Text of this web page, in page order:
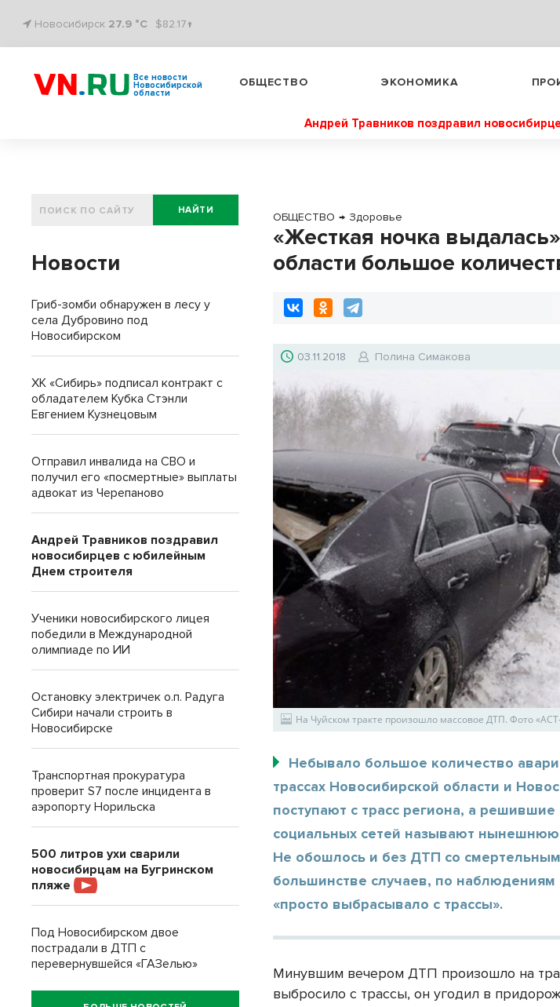
Новосибирск 27.9 °C $82.17↑
Все новости
Новосибирской
области
ОБЩЕСТВО ЭКОНОМИКА
Андрей Травников поздравил
ОБЩЕСТВО → Здоровье
«Жесткая ночка
области большое
03.11.2018 Полина Симакова
На Чуйском тракте произошло массовое ДТП. Фото
Небывало большое количество
трассах Новосибирской области и
поступают с трасс региона, а
социальных сетей называют нынешнюю
Не обошлось и без ДТП со
большинстве случаев, по
«просто выбрасывало с трассы».
Минувшим вечером ДТП произошло на
выбросило с трассы, он угодил в
НАЙТИ
Новости
Гриб-зомби обнаружен в лесу у
села Дубровино под
Новосибирском
ХК «Сибирь» подписал контракт с
обладателем Кубка Стэнли
Евгением Кузнецовым
Отправил инвалида на СВО и
получил его «посмертные» выплаты
адвокат из Черепаново
Андрей Травников поздравил
новосибирцев с юбилейным
Днем строителя
Ученики новосибирского лицея
победили в Международной
олимпиаде по ИИ
Остановку электричек о.п. Радуга
Сибири начали строить в
Новосибирске
Транспортная прокуратура
проверит S7 после инцидента в
аэропорту Норильска
500 литров ухи сварили
новосибирцам на Бугринском
пляже
Под Новосибирском двое
пострадали в ДТП с
перевернувшейся «ГАЗелью»